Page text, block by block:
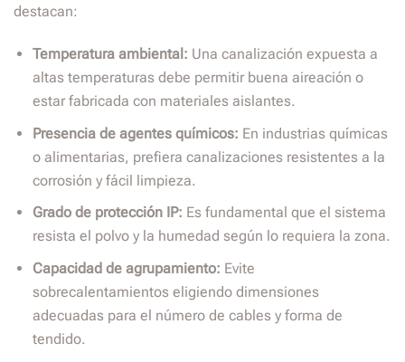
destacan:
Temperatura ambiental: Una canalización expuesta a
altas temperaturas debe permitir buena aireación o
estar fabricada con materiales aislantes.
Presencia de agentes químicos: En industrias químicas
o alimentarias, prefiera canalizaciones resistentes a la
corrosión y fácil limpieza.
Grado de protección IP: Es fundamental que el sistema
resista el polvo y la humedad según lo requiera la zona.
Capacidad de agrupamiento: Evite
sobrecalentamientos eligiendo dimensiones
adecuadas para el número de cables y forma de
tendido.